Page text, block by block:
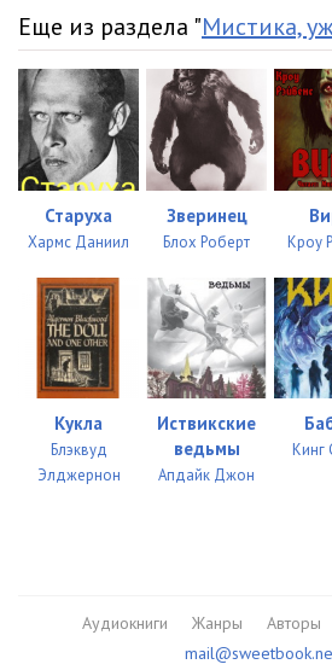
Еще из раздела "Мистика,
Старуха
Хармс Даниил
Зверинец
Блох Роберт Кроу
Кукла
Блэквуд
Элджернон
Иствикские
ведьмы
Апдайк Джон
Кинг
Аудиокниги Жанры Авторы